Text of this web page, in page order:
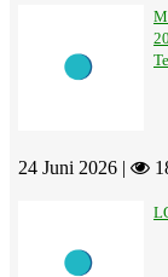
24 Juni 2026 |